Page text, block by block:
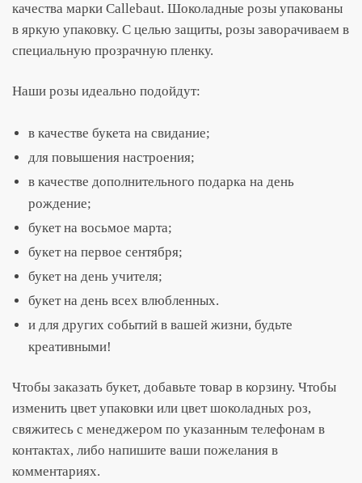
качества марки Callebaut. Шоколадные розы упакованы
в яркую упаковку. С целью защиты, розы заворачиваем в
специальную прозрачную пленку.
Наши розы идеально подойдут:
в качестве букета на свидание;
для повышения настроения;
в качестве дополнительного подарка на день
рождение;
букет на восьмое марта;
букет на первое сентября;
букет на день учителя;
букет на день всех влюбленных.
и для других событий в вашей жизни, будьте
креативными!
Чтобы заказать букет, добавьте товар в корзину. Чтобы
изменить цвет упаковки или цвет шоколадных роз,
свяжитесь с менеджером по указанным телефонам в
контактах, либо напишите ваши пожелания в
комментариях.